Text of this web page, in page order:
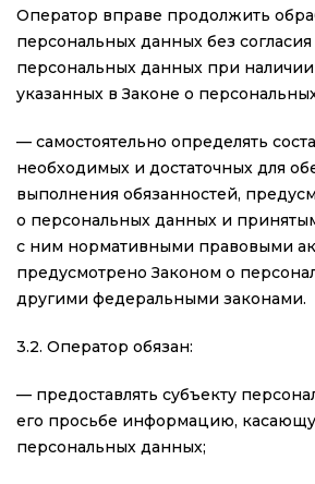
Оператор вправе продолжить
персональных данных без согласия
персональных данных при
указанных в Законе о
— самостоятельно определять
необходимых и достаточных для
выполнения обязанностей,
о персональных данных и
с ним нормативными правовыми
предусмотрено Законом о
другими федеральными законами.
3.2. Оператор обязан:
— предоставлять субъекту
его просьбе информацию,
персональных данных;